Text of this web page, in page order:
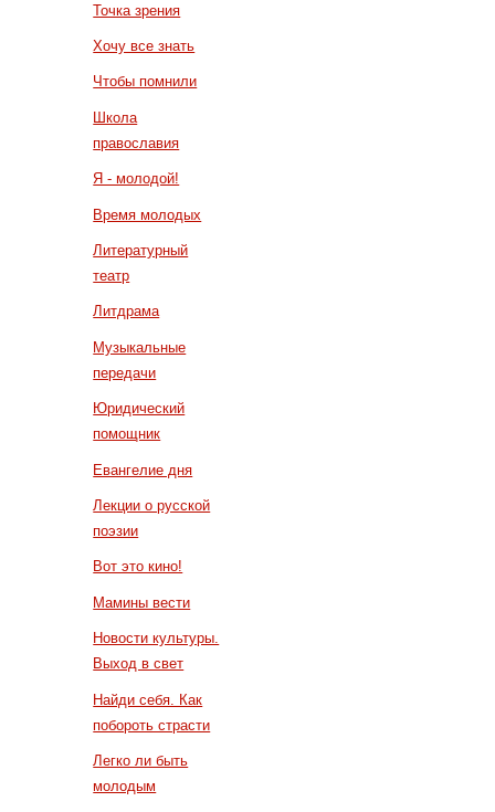
Точка зрения
Хочу все знать
Чтобы помнили
Школа
православия
Я - молодой!
Время молодых
Литературный
театр
Литдрама
Музыкальные
передачи
Юридический
помощник
Евангелие дня
Лекции о русской
поэзии
Вот это кино!
Мамины вести
Новости культуры.
Выход в свет
Найди себя. Как
побороть страсти
Легко ли быть
молодым